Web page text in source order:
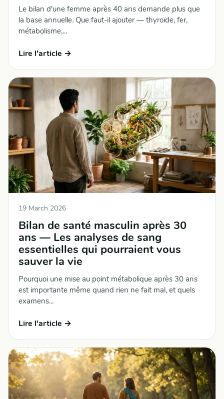
Le bilan d'une femme après 40 ans demande plus que
la base annuelle. Que faut-il ajouter — thyroïde, fer,
métabolisme,...
Lire l'article →
19 March 2026
Bilan de santé masculin après 30
ans — Les analyses de sang
essentielles qui pourraient vous
sauver la vie
Pourquoi une mise au point métabolique après 30 ans
est importante même quand rien ne fait mal, et quels
examens...
Lire l'article →